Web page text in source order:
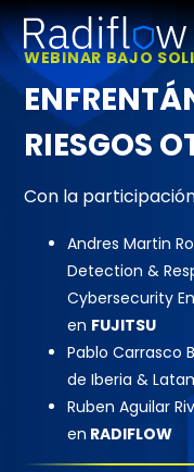
WEBINAR BAJO
RIESGOS
Con la
Andres Martin
Detection &
Cybersecurity
en FUJITSU
Pablo Carrasco
de Iberia &
Ruben Aguilar
en RADIFLOW